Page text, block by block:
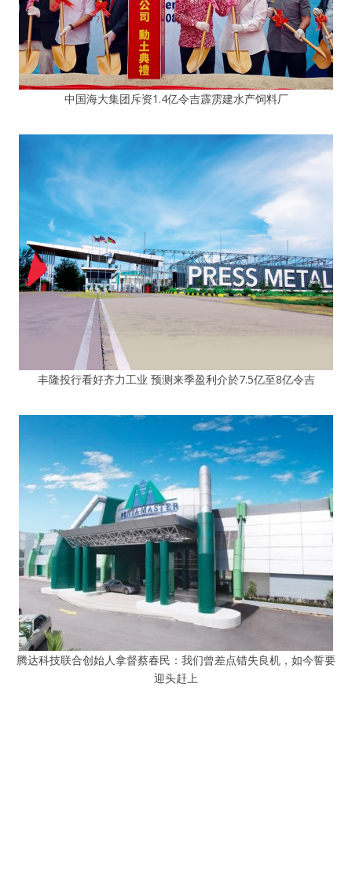
中国海大集团斥资1.4亿令吉霹雳建水产饲料厂
丰隆投行看好齐力工业 预测来季盈利介於7.5亿至8亿令吉
腾达科技联合创始人拿督蔡春民：我们曾差点错失良机，如今誓要
迎头赶上